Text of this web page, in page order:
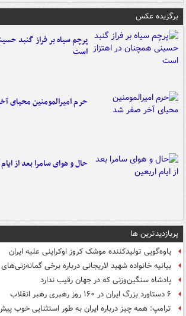
برگزیده عکس
پرچم سیاه بر فراز گنبد
است
حرم امیرالمومنین محیای
حال و هوای سامرا بعد از
پربازدیدترین ها
یاوه‌گویی تولیدکننده موشک کروز اوکراینی علیه ایران
بیانیه خانواده شهید لاریجانی درباره برخی
پادشاه سنگین‌وزنی که در جهان رقیب ندارد
۶ دستاورد بزرگ ایران در ۱۶۰ روز رهبری رهبر انقلاب
ترامپ: همه چیز درباره ایران به طور استثنایی خوب